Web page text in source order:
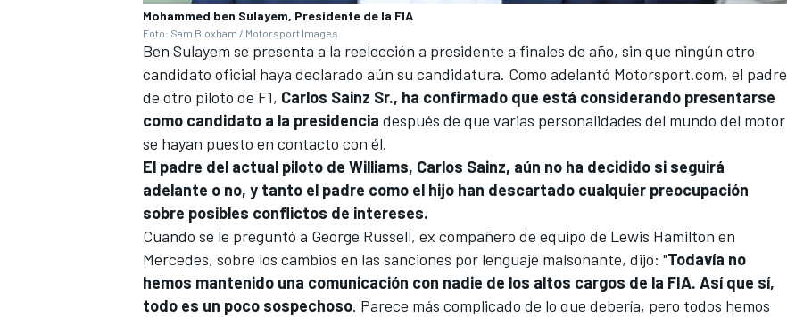
Mohammed ben Sulayem, Presidente de la FIA
Foto: Sam Bloxham / Motorsport Images
Ben Sulayem se presenta a la reelección a presidente a finales de año, sin que ningún otro
candidato oficial haya declarado aún su candidatura. Como adelantó Motorsport.com, el padre
de otro piloto de F1, Carlos Sainz Sr., ha confirmado que está considerando presentarse
como candidato a la presidencia después de que varias personalidades del mundo del motor
se hayan puesto en contacto con él.
El padre del actual piloto de Williams, Carlos Sainz, aún no ha decidido si seguirá
adelante o no, y tanto el padre como el hijo han descartado cualquier preocupación
sobre posibles conflictos de intereses.
Cuando se le preguntó a George Russell, ex compañero de equipo de Lewis Hamilton en
Mercedes, sobre los cambios en las sanciones por lenguaje malsonante, dijo: "Todavía no
hemos mantenido una comunicación con nadie de los altos cargos de la FIA. Así que sí,
todo es un poco sospechoso. Parece más complicado de lo que debería, pero todos hemos